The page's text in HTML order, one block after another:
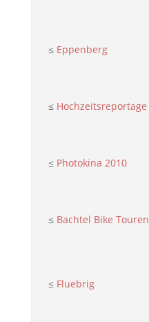
≤ Eppenberg
≤ Hochzeitsreportage
≤ Photokina 2010
≤ Bachtel Bike Touren
≤ Fluebrig